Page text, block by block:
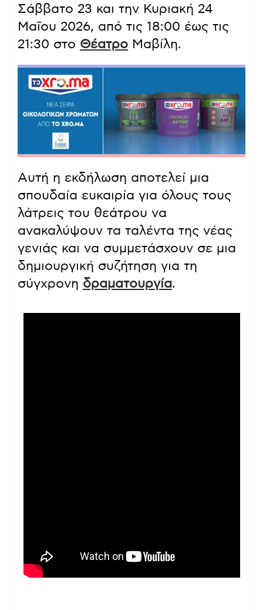
Σάββατο 23 και την Κυριακή 24
Μαΐου 2026, από τις 18:00 έως τις
21:30 στο Θέατρο Μαβίλη.
Αυτή η εκδήλωση αποτελεί μια
σπουδαία ευκαιρία για όλους τους
λάτρεις του θεάτρου να
ανακαλύψουν τα ταλέντα της νέας
γενιάς και να συμμετάσχουν σε μια
δημιουργική συζήτηση για τη
σύγχρονη δραματουργία.